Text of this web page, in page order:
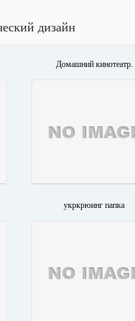
дизайн
Домашний кинотеатр.
укркрюинг папка